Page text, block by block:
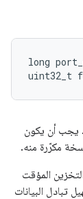
long
uint32_t
يجب أن يكون
مكرّرة منه.
المؤقت
تبادل البيانات